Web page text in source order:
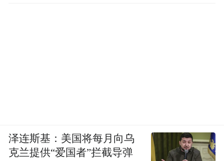
泽连斯基：美国将每月向乌
克兰提供“爱国者”拦截导弹